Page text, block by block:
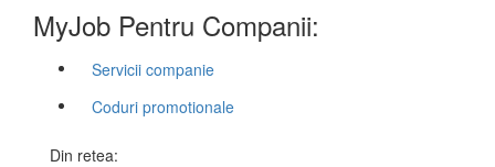
MyJob Pentru Companii:
Servicii companie
Coduri promotionale
Din retea: